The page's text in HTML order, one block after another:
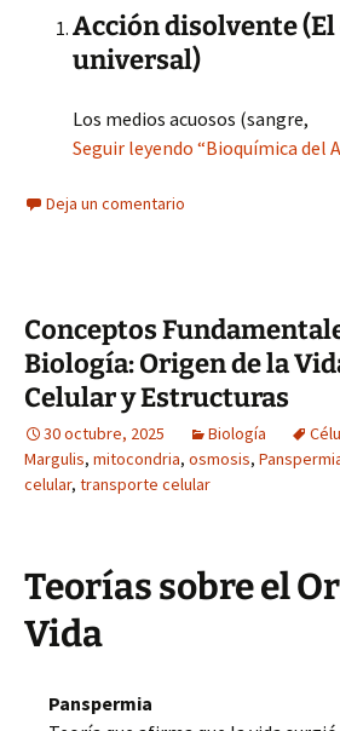
Acción disolvente
universal)
Los medios acuosos (sangre,
Seguir leyendo “Bioquímica del
Deja un comentario
Conceptos
Biología: Origen de la
Celular y Estructuras
30 octubre, 2025 Biología
Margulis, mitocondria, osmosis,
celular, transporte celular
Teorías sobre el
Vida
Panspermia